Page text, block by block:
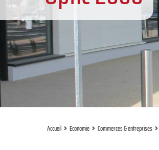
Accueil Economie Commerces & entreprises